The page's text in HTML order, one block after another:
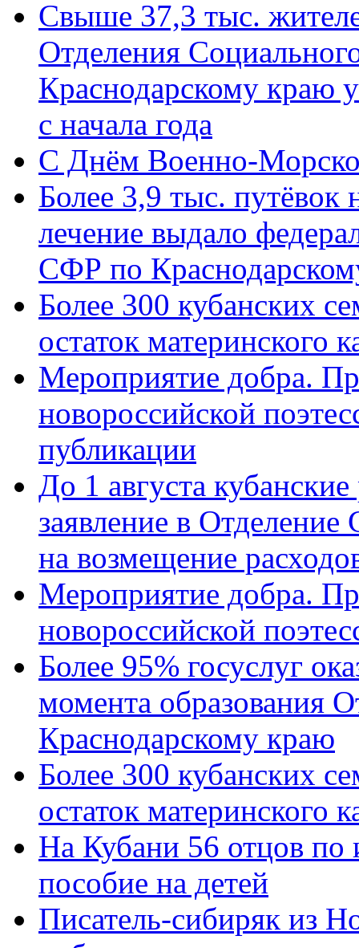
Свыше 37,3 тыс.
Отделения
Краснодарскому краю
с начала года
C Днём Военно-
Более 3,9 тыс. путёвок
лечение выдало
СФР по
Более 300 кубанских
остаток материнского
Мероприятие добра.
новороссийской
публикации
До 1 августа
заявление в
на возмещение
Мероприятие добра.
новороссийской
Более 95% госуслуг
момента образования
Краснодарскому краю
Более 300 кубанских
остаток материнского
На Кубани 56 отцов по
пособие на детей
Писатель-сибиряк из